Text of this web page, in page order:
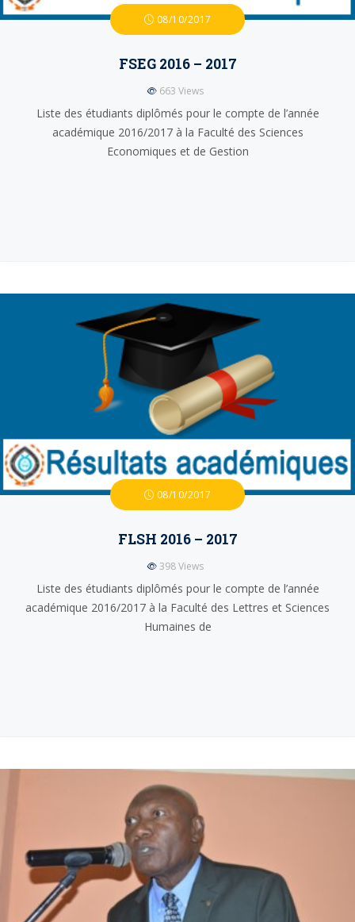
08/10/2017
FSEG 2016 – 2017
663 Views
Liste des étudiants diplômés pour le compte de l’année
académique 2016/2017 à la Faculté des Sciences
Economiques et de Gestion
08/10/2017
FLSH 2016 – 2017
398Views
Liste des étudiants diplômés pour le compte de l’année
académique 2016/2017 à la Faculté des Lettres et Sciences
Humaines de